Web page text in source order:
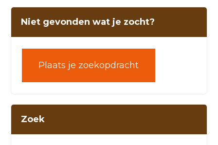
Niet gevonden wat je zocht?
Plaats je zoekopdracht
Zoek